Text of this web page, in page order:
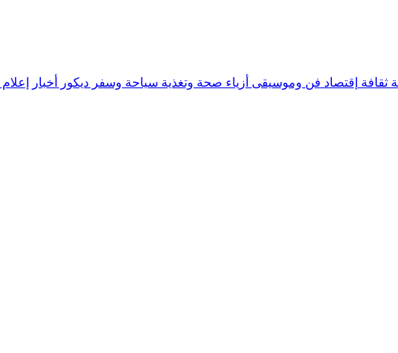
ثقافة إقتصاد فن وموسيقى أزياء صحة وتغذية سياحة وسفر ديكور أخبار إعلام